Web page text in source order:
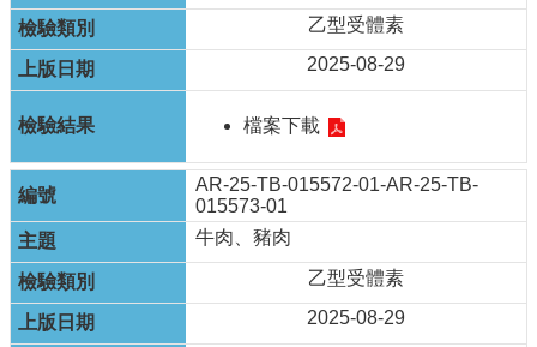
導
覽
局
信
箱
粉
絲
專
頁
資
乙型受體素
2025-08-29
檔案下載
AR-25-TB-015572-01-AR-25-TB-
015573-01
牛肉、豬肉
乙型受體素
2025-08-29